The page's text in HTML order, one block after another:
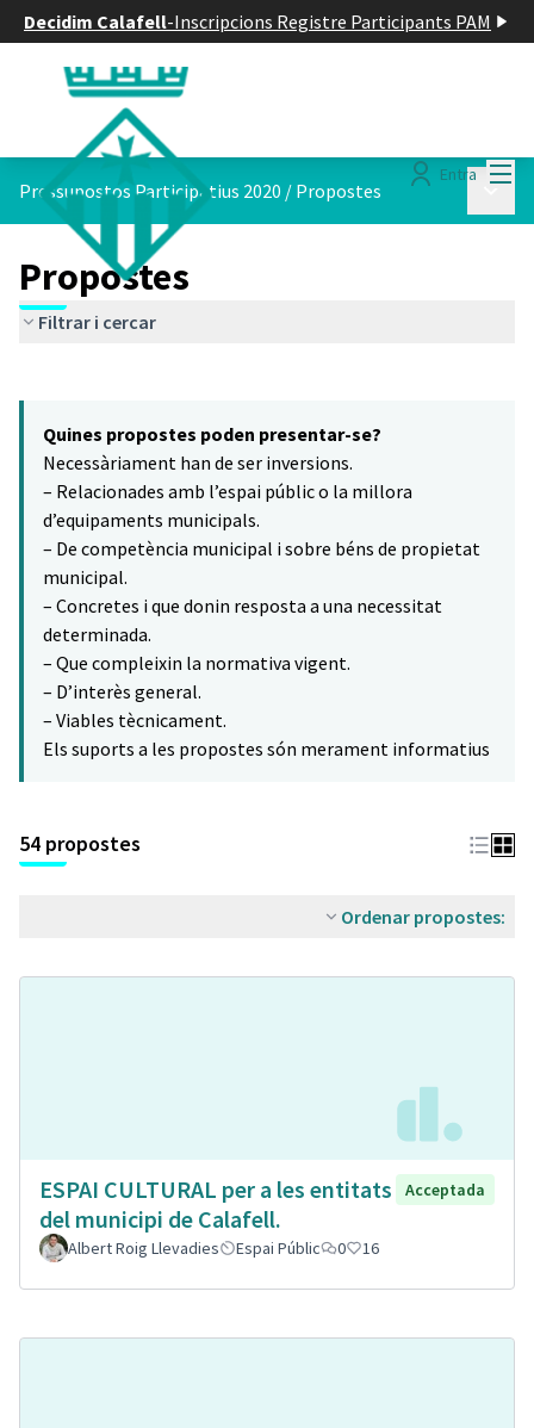
Decidim Calafell-Inscripcions Registre Participants PAM
Entra
Pressupostos Participatius 2020 / Propostes
Propostes
Filtrar i cercar
−
Quines propostes poden presentar-se?
Necessàriament han de ser inversions.
– Relacionades amb l’espai públic o la millora
d’equipaments municipals.
– De competència municipal i sobre béns de propietat
municipal.
– Concretes i que donin resposta a una necessitat
determinada.
– Que compleixin la normativa vigent.
– D’interès general.
– Viables tècnicament.
Els suports a les propostes són merament informatius
54 propostes
Ordenar propostes:
ESPAI CULTURAL per a les entitats
del municipi de Calafell.
Acceptada
Albert Roig Llevadies Espai Públic 0 16